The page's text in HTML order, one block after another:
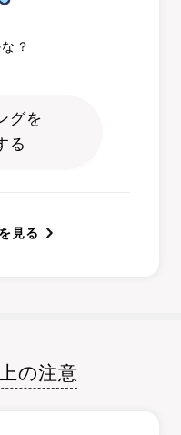
？
グを
る
見る
の注意